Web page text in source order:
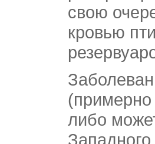
свою
кровью
либо